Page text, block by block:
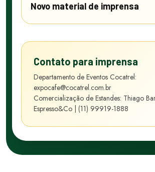
Novo material de imprensa
Contato para imprensa
Departamento de Eventos Cocatrel:
expocafe@cocatrel.com.br
Comercialização de Estandes: Thiago
Espresso&Co | (11) 99919-1888